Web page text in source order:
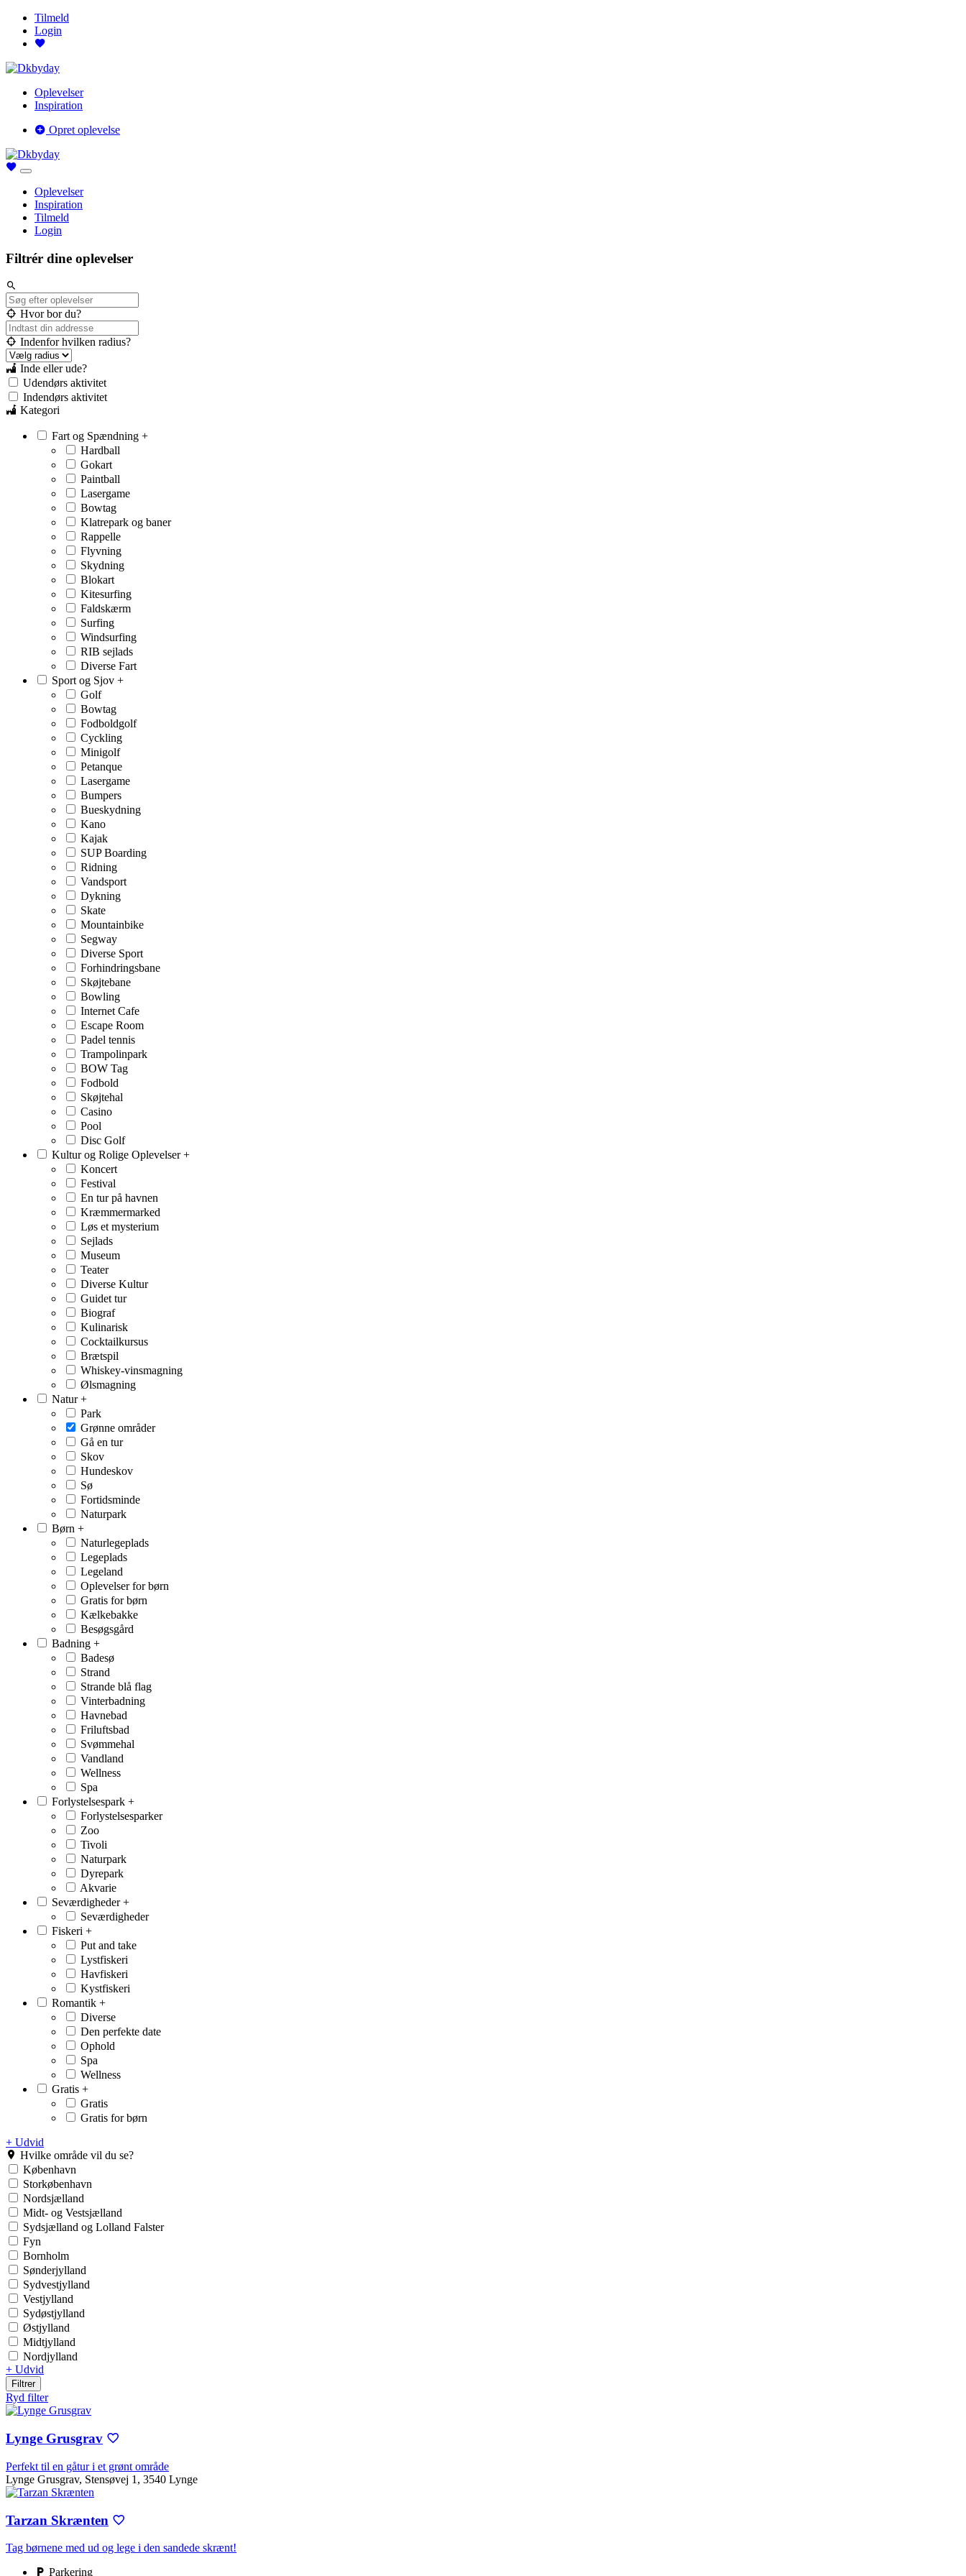
Tilmeld
Login
Oplevelser
Inspiration
Opret oplevelse
Oplevelser
Inspiration
Tilmeld
Login
Filtrér dine oplevelser
Hvor bor du?
Indenfor hvilken radius?
Inde eller ude?
Udendørs aktivitet
Indendørs aktivitet
Kategori
Fart og Spændning +
Hardball
Gokart
Paintball
Lasergame
Bowtag
Klatrepark og baner
Rappelle
Flyvning
Skydning
Blokart
Kitesurfing
Faldskærm
Surfing
Windsurfing
RIB sejlads
Diverse Fart
Sport og Sjov +
Golf
Bowtag
Fodboldgolf
Cyckling
Minigolf
Petanque
Lasergame
Bumpers
Bueskydning
Kano
Kajak
SUP Boarding
Ridning
Vandsport
Dykning
Skate
Mountainbike
Segway
Diverse Sport
Forhindringsbane
Skøjtebane
Bowling
Internet Cafe
Escape Room
Padel tennis
Trampolinpark
BOW Tag
Fodbold
Skøjtehal
Casino
Pool
Disc Golf
Kultur og Rolige Oplevelser+
Koncert
Festival
En tur på havnen
Kræmmermarked
Løs et mysterium
Sejlads
Museum
Teater
Diverse Kultur
Guidet tur
Biograf
Kulinarisk
Cocktailkursus
Brætspil
Whiskey-vinsmagning
Ølsmagning
Natur+
Park
Grønne områder
Gå en tur
Skov
Hundeskov
Sø
Fortidsminde
Naturpark
Børn +
Naturlegeplads
Legeplads
Legeland
Oplevelser for børn
Gratis for børn
Kælkebakke
Besøgsgård
Badning +
Badesø
Strand
Strande blå flag
Vinterbadning
Havnebad
Friluftsbad
Svømmehal
Vandland
Wellness
Spa
Forlystelsespark +
Forlystelsesparker
Zoo
Tivoli
Naturpark
Dyrepark
Akvarie
Seværdigheder+
Seværdigheder
Fiskeri +
Put and take
Lystfiskeri
Havfiskeri
Kystfiskeri
Romantik +
Diverse
Den perfekte date
Ophold
Spa
Wellness
Gratis +
Gratis
Gratis for børn
+ Udvid
Hvilke område vil du se?
København
Storkøbenhavn
Nordsjælland
Midt- og Vestsjælland
Sydsjælland og Lolland Falster
Fyn
Bornholm
Sønderjylland
Sydvestjylland
Vestjylland
Sydøstjylland
Østjylland
Midtjylland
Nordjylland
+ Udvid
Filtrer
Ryd filter
Lynge Grusgrav
Perfekt til en gåtur i et grønt område
Lynge Grusgrav, Stensøvej 1, 3540 Lynge
Tarzan Skrænten
Tag børnene med ud og lege i den sandede skrænt!
Parkering